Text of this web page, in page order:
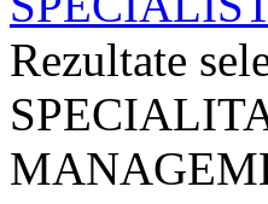
Rezultate